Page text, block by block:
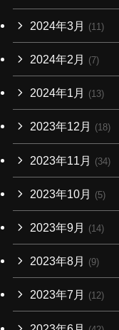
2024年3月 (11)
2024年2月 (7)
2024年1月 (13)
2023年12月 (18)
2023年11月 (34)
2023年10月 (5)
2023年9月 (14)
2023年8月 (9)
2023年7月 (12)